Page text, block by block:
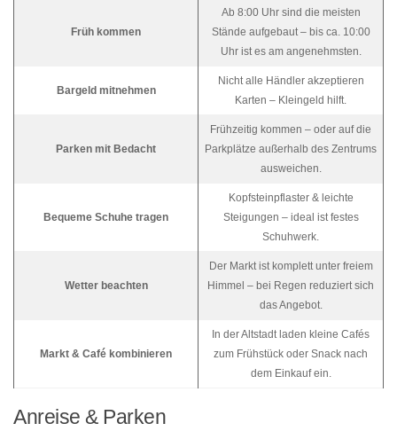
Früh kommen
Ab 8:00 Uhr sind die meisten
Stände aufgebaut – bis ca. 10:00
Uhr ist es am angenehmsten.
Bargeld mitnehmen
Nicht alle Händler akzeptieren
Karten – Kleingeld hilft.
Parken mit Bedacht
Frühzeitig kommen – oder auf die
Parkplätze außerhalb des Zentrums
ausweichen.
Bequeme Schuhe tragen
Kopfsteinpflaster & leichte
Steigungen – ideal ist festes
Schuhwerk.
Wetter beachten
Der Markt ist komplett unter freiem
Himmel – bei Regen reduziert sich
das Angebot.
Markt & Café kombinieren
In der Altstadt laden kleine Cafés
zum Frühstück oder Snack nach
dem Einkauf ein.
Anreise & Parken